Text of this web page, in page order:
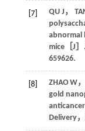
[7] QU J ，
abnormal
mice［J］.
659626.
[8] ZHAO W，
gold
Delivery，